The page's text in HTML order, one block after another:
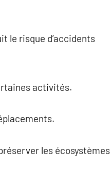
le risque d’accidents
activités.
les écosystèmes